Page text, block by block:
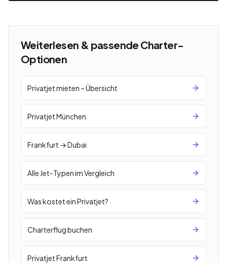
Weiterlesen & passende Charter-
Optionen
Privatjet mieten – Übersicht
Privatjet München
Frankfurt → Dubai
Alle Jet-Typen im Vergleich
Was kostet ein Privatjet?
Charterflug buchen
Privatjet Frankfurt